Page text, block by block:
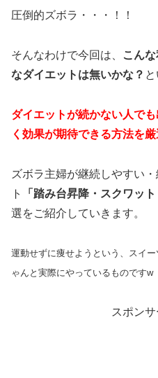
圧倒的ズボラ・・・！！
そんなわけで今回は、
こん
なダイエットは無いかな？
ダイエットが続かない人で
く効果が期待できる方法を厳
ズボラ主婦が継続しやすい
ト
「踏み台昇降・スクワッ
選をご紹介していきます。
運動せずに痩せようという、スイ
ゃんと実際にやっているものですw
スポン